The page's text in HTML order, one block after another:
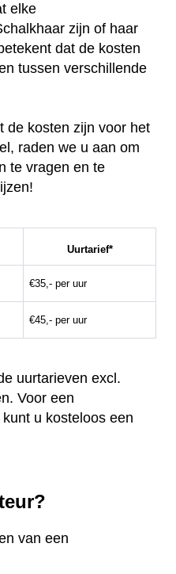
elke
zijn of haar
dat de kosten
tussen verschillende
de kosten zijn voor het
raden we u aan om
te vragen en te
Uurtarief*
€35,- per uur
€45,- per uur
uurtarieven excl.
Voor een
u kosteloos een
van een